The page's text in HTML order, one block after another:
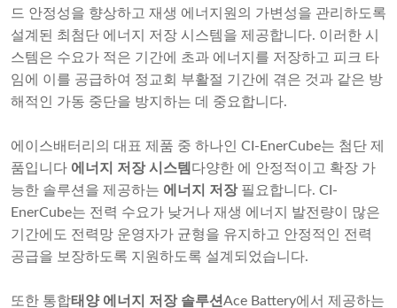
드 안정성을 향상하고 재생 에너지원의 가변성을 관리하도록
설계된 최첨단 에너지 저장 시스템을 제공합니다. 이러한 시
스템은 수요가 적은 기간에 초과 에너지를 저장하고 피크 타
임에 이를 공급하여 정교회 부활절 기간에 겪은 것과 같은 방
해적인 가동 중단을 방지하는 데 중요합니다.
에이스배터리의 대표 제품 중 하나인 CI-EnerCube는 첨단 제
품입니다 에너지 저장 시스템 다양한 에 안정적이고 확장 가
능한 솔루션을 제공하는 에너지 저장필요합니다. CI-
EnerCube는 전력 수요가 낮거나 재생 에너지 발전량이 많은
기간에도 전력망 운영자가 균형을 유지하고 안정적인 전력
공급을 보장하도록 지원하도록 설계되었습니다.
또한 통합태양 에너지 저장 솔루션Ace Battery에서 제공하는